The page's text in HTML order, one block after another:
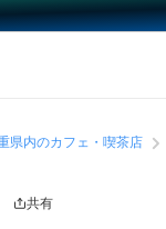
県内のカフェ・喫茶店
共有